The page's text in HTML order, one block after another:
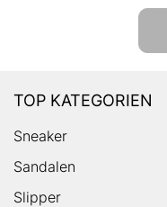
TOP KATEGORIEN
Sneaker
Sandalen
Slipper